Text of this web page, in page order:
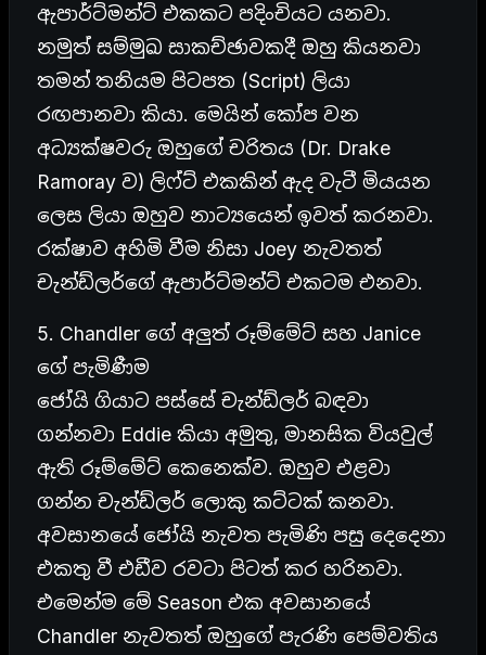
ඇපාර්ට්මන්ට් එකකට පදිංචියට යනවා.
නමුත් සම්මුඛ සාකච්ඡාවකදී ඔහු කියනවා
තමන් තනියම පිටපත (Script) ලියා
රඟපානවා කියා. මෙයින් කෝප වන
අධ්‍යක්ෂවරු ඔහුගේ චරිතය (Dr. Drake
Ramoray ව) ලිෆ්ට් එකකින් ඇද වැටී මියයන
ලෙස ලියා ඔහුව නාට්‍යයෙන් ඉවත් කරනවා.
රක්ෂාව අහිමි වීම නිසා Joey නැවතත්
චැන්ඩ්ලර්ගේ ඇපාර්ට්මන්ට් එකටම එනවා.
5. Chandler ගේ අලුත් රූම්මේට් සහ Janice
ගේ පැමිණීම
ජෝයි ගියාට පස්සේ චැන්ඩ්ලර් බඳවා
ගන්නවා Eddie කියා අමුතු, මානසික වියවුල්
ඇති රූම්මේට් කෙනෙක්ව. ඔහුව එළවා
ගන්න චැන්ඩ්ලර් ලොකු කට්ටක් කනවා.
අවසානයේ ජෝයි නැවත පැමිණි පසු දෙදෙනා
එකතු වී එඩීව රවටා පිටත් කර හරිනවා.
එමෙන්ම මේ Season එක අවසානයේ
Chandler නැවතත් ඔහුගේ පැරණි පෙම්වතිය